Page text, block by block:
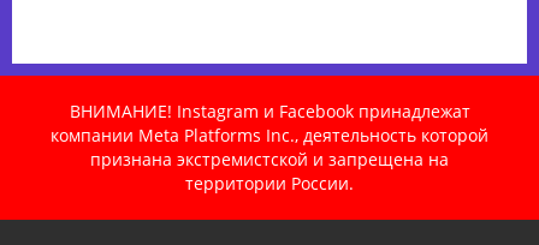
ВНИМАНИЕ! Instagram и Facebook принадлежат
компании Meta Platforms Inc., деятельность которой
признана экстремистской и запрещена на
территории России.